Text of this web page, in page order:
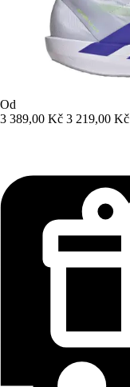
Od
3 389,00 Kč 3 219,00 Kč